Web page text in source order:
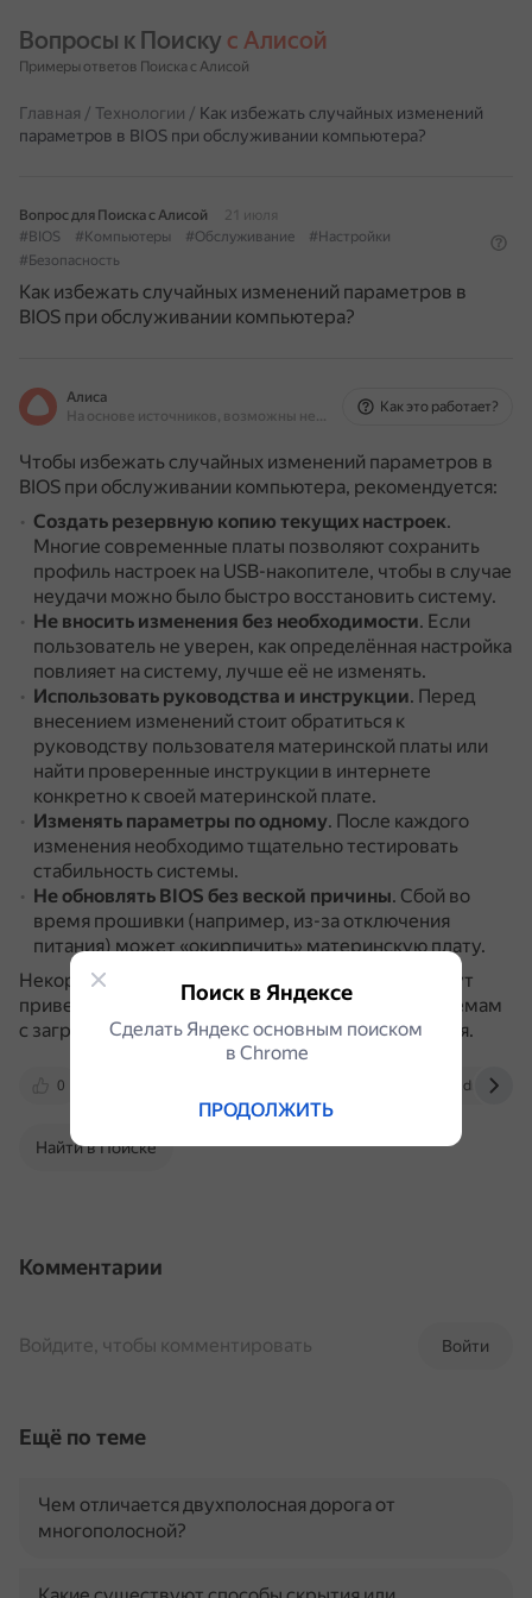
Вопросы к Поиску с Алисой
Примеры ответов Поиска с Алисой
Главная / Технологии / Как избежать случайных изменений
параметров в BIOS при обслуживании компьютера?
Вопрос для Поиска с Алисой
21 июля
#BIOS
#Компьютеры #Обслуживание
#Настройки
#Безопасность
Как избежать случайных изменений параметров в
BIOS при обслуживании компьютера?
Алиса
На основе источников, возможны неточности
Как это работает?
Чтобы избежать случайных изменений параметров в
BIOS при обслуживании компьютера, рекомендуется:
Создать резервную копию текущих настроек.
Многие современные платы позволяют сохранить
профиль настроек на USB-накопителе, чтобы в случае
неудачи можно было быстро восстановить систему.
Не вносить изменения без необходимости. Если
пользователь не уверен, как определённая настройка
повлияет на систему, лучше её не изменять.
Использовать руководства и инструкции. Перед
внесением изменений стоит обратиться к
руководству пользователя материнской платы или
найти проверенные инструкции в интернете
конкретно к своей материнской плате.
Изменять параметры по одному. После каждого
изменения необходимо тщательно тестировать
стабильность системы.
Не обновлять BIOS без веской причины. Сбой во
время прошивки (например, из-за отключения
питания) может «окирпичить» материнскую плату.
Некорректные изменения в настройках BIOS могут
привести к нестабильной работе системы, проблемам
с загрузкой или даже повреждению оборудования.
0 club.dns-
Найти в Поиске
Комментарии
Войти
Войдите, чтобы комментировать
Ещё по теме
Чем отличается двухполосная дорога от
многополосной?
Поиск в Яндексе
Сделать Яндекс основным поиском
в Сhrome
ПРОДОЛЖИТЬ